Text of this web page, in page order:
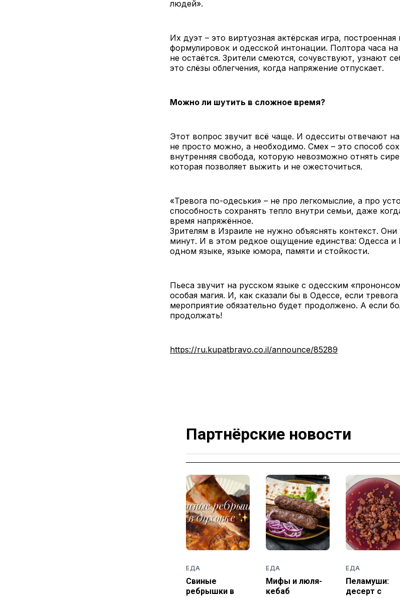
людей».
Их дуэт – это виртуозная актёрская игра,
формулировок и одесской интонации. Полтора часа
не остаётся. Зрители смеются, сочувствуют, узнают
это слёзы облегчения, когда напряжение отпускает.
Можно ли шутить в сложное время?
Этот вопрос звучит всё чаще. И одесситы отвечают
не просто можно, а необходимо. Смех – это способ
внутренняя свобода, которую невозможно отнять
которая позволяет выжить и не ожесточиться.
«Тревога по-одеськи» – не про легкомыслие, а про
способность сохранять тепло внутри семьи, даже
время напряжённое.
Зрителям в Израиле не нужно объяснять контекст.
минут. И в этом редкое ощущение единства: Одесса и
одном языке, языке юмора, памяти и стойкости.
Пьеса звучит на русском языке с одесским
особая магия. И, как сказали бы в Одессе, если
мероприятие обязательно будет продолжено. А если
продолжать!
https://ru.kupatbravo.co.il/announce/85289
Партнёрские новости
ЕДА
Свиные
ребрышки в
ЕДА
Мифы и люля-
кебаб
ЕДА
Пеламуши:
десерт с